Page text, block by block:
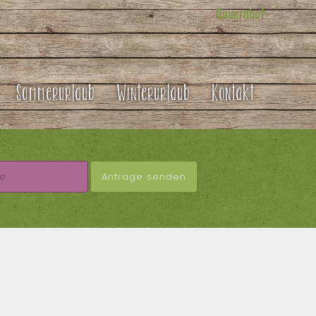
Bauernhof
Sommerurlaub Winterurlaub Kontakt
Anfrage senden